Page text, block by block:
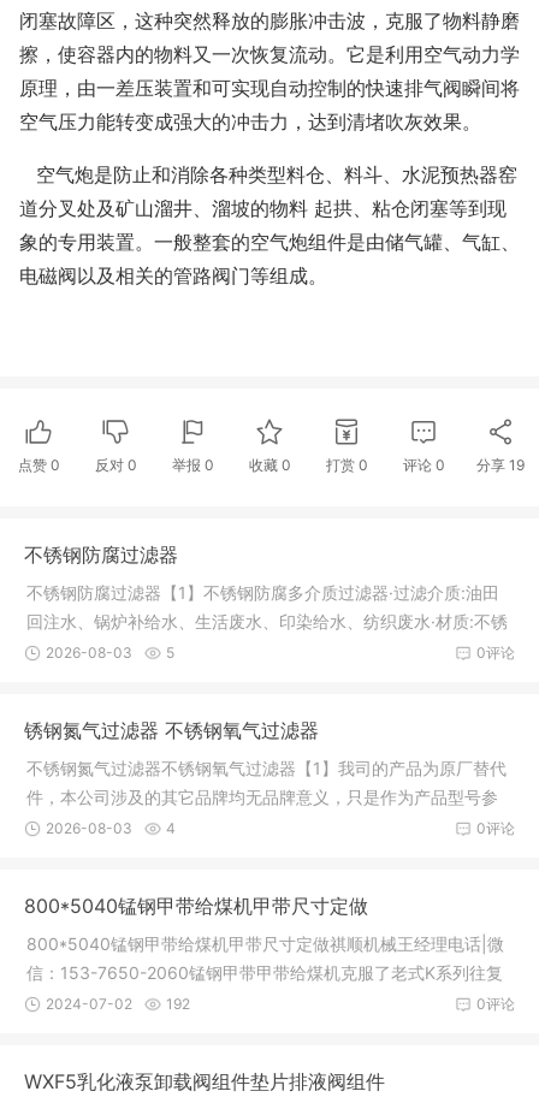
闭塞故障区，这种突然释放的膨胀冲击波，克服了物料静磨
擦，使容器内的物料又一次恢复流动。它是利用空气动力学
原理，由一差压装置和可实现自动控制的快速排气阀瞬间将
空气压力能转变成强大的冲击力，达到清堵吹灰效果。
空气炮是防止和消除各种类型料仓、料斗、水泥预热器窑
道分叉处及矿山溜井、溜坡的物料 起拱、粘仓闭塞等到现
象的专用装置。一般整套的空气炮组件是由储气罐、气缸、
电磁阀以及相关的管路阀门等组成。
点赞 0 反对 0 举报 0 收藏 0 打赏 0 评论 0 分享 19
不锈钢防腐过滤器
不锈钢防腐过滤器【1】不锈钢防腐多介质过滤器·过滤介质:油田
回注水、锅炉补给水、生活废水、印染给水、纺织废水·材质:不锈
钢304/316·工作压力:0.2MPA·工作温度:1-100℃·形式/结构:立式·
除水中
0评论
2026-08-03 5
锈钢氮气过滤器 不锈钢氧气过滤器
不锈钢氮气过滤器不锈钢氧气过滤器【1】我司的产品为原厂替代
件，本公司涉及的其它品牌均无品牌意义，只是作为产品型号参
照和客户选型对照使用。杭州佳洁长期生产食品级不锈钢过滤
尘、除油水、除菌效果经
0评论
2026-08-03 4
800*5040锰钢甲带给煤机甲带尺寸定做
800*5040锰钢甲带给煤机甲带尺寸定做祺顺机械王经理电话|微
信：153-7650-2060锰钢甲带甲带给煤机克服了老式K系列往复
式给煤机不能连续给料的弱点，采用优质锰钢甲带外附和阻燃环
作业要求。甲带给煤机有
0评论
2024-07-02 192
WXF5乳化液泵卸载阀组件垫片排液阀组件